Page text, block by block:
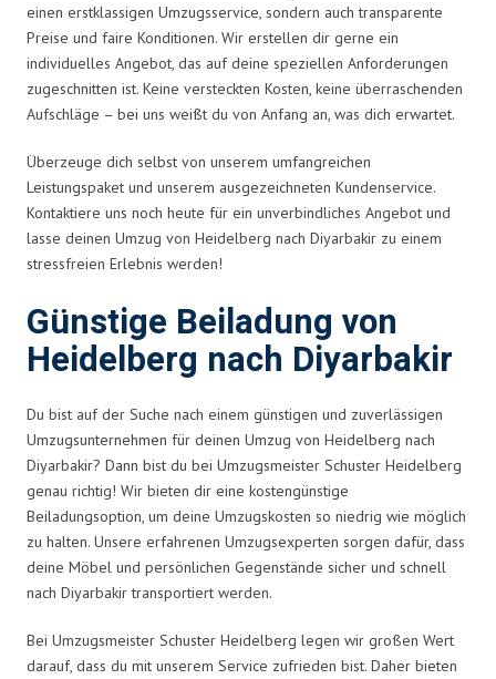
einen erstklassigen Umzugsservice, sondern auch transparente
Preise und faire Konditionen. Wir erstellen dir gerne ein
individuelles Angebot, das auf deine speziellen Anforderungen
zugeschnitten ist. Keine versteckten Kosten, keine überraschenden
Aufschläge – bei uns weißt du von Anfang an, was dich erwartet.
Überzeuge dich selbst von unserem umfangreichen
Leistungspaket und unserem ausgezeichneten Kundenservice.
Kontaktiere uns noch heute für ein unverbindliches Angebot und
lasse deinen Umzug von Heidelberg nach Diyarbakir zu einem
stressfreien Erlebnis werden!
Günstige Beiladung von
Heidelberg nach Diyarbakir
Du bist auf der Suche nach einem günstigen und zuverlässigen
Umzugsunternehmen für deinen Umzug von Heidelberg nach
Diyarbakir? Dann bist du bei Umzugsmeister Schuster Heidelberg
genau richtig! Wir bieten dir eine kostengünstige
Beiladungsoption, um deine Umzugskosten so niedrig wie möglich
zu halten. Unsere erfahrenen Umzugsexperten sorgen dafür, dass
deine Möbel und persönlichen Gegenstände sicher und schnell
nach Diyarbakir transportiert werden.
Bei Umzugsmeister Schuster Heidelberg legen wir großen Wert
darauf, dass du mit unserem Service zufrieden bist. Daher bieten